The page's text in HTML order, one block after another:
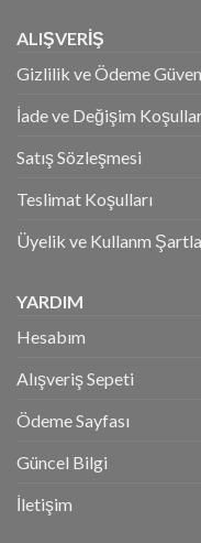
ALIŞVERİŞ
Gizlilik ve Ödeme
İade ve Değişim
Satış Sözleşmesi
Teslimat Koşulları
Üyelik ve Kullanm
YARDIM
Hesabım
Alışveriş Sepeti
Ödeme Sayfası
Güncel Bilgi
İletişim